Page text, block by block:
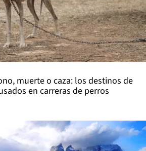
muerte o caza: los destinos de
en carreras de perros